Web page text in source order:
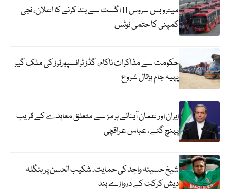
میٹرو بس سروس 11 اگست سے بند کرنے کا اعلان، نجی
کمپنی کا حتمی نوٹس
حکومت سے مذاکرات ناکام، گڈز ٹرانسپورٹرز کی ملک گیر
پہیہ جام ہڑتال شروع
ایران اور عمان آبنائے ہرمز سے متعلق معاہدے کے قریب
پہنچ گئے، عباس عراقچی
شیخ حسینہ واجد کی حمایت، شکیب الحسن پر بنگلہ
دیش کرکٹ کے دروازے بند